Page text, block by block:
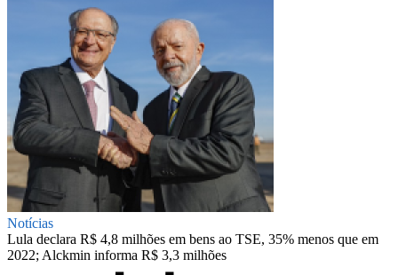
Notícias
Lula declara R$ 4,8 milhões em bens ao TSE, 35% menos que em
2022; Alckmin informa R$ 3,3 milhões